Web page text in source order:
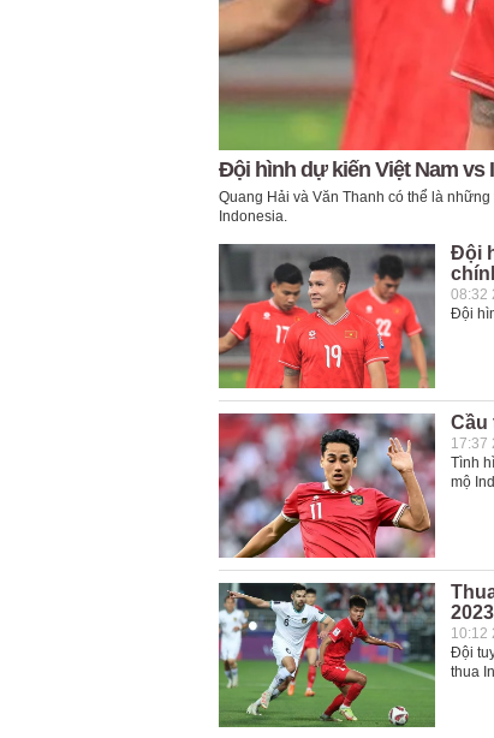
Đội hình dự kiến Việt Nam vs
Quang Hải và Văn Thanh có thể là
Indonesia.
Đội
08:32
Đội
Cầu
17:37
Tình
mộ
2023
10:12
Đội
thua